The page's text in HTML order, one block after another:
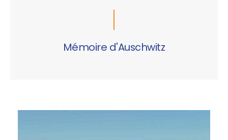
Mémoire d'Auschwitz